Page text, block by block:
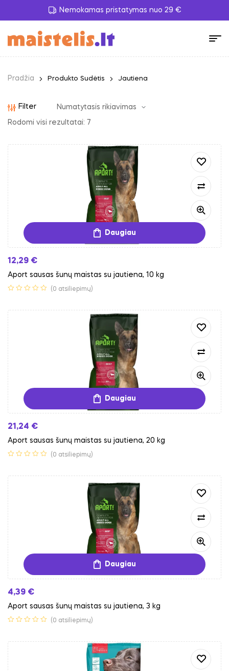
Nemokamas pristatymas nuo 29 €
Pradžia Produkto Sudėtis Jautiena
Filter
Rodomi visi rezultatai: 7
Daugiau
12,29 €
Aport sausas šunų maistas su jautiena, 10 kg
(0 atsiliepimų)
Daugiau
21,24 €
Aport sausas šunų maistas su jautiena, 20 kg
(0 atsiliepimų)
Daugiau
4,39 €
Aport sausas šunų maistas su jautiena, 3 kg
(0 atsiliepimų)